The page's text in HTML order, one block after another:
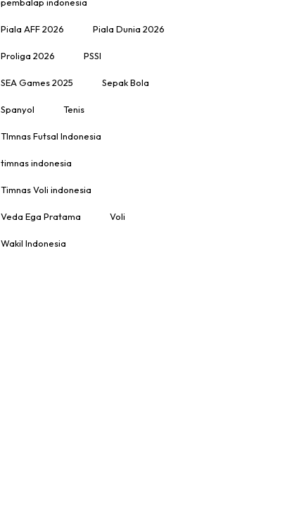
pembalap indonesia
Piala AFF 2026 Piala Dunia 2026
Proliga 2026 PSSI
SEA Games 2025 Sepak Bola
Spanyol Tenis
TImnas Futsal Indonesia
timnas indonesia
Timnas Voli indonesia
Veda Ega Pratama Voli
Wakil Indonesia